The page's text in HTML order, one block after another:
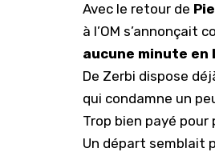
Avec le retour de
à l’OM s’annonçait
aucune minute en
De Zerbi dispose
qui condamne un
Trop bien payé pour
Un départ semblait